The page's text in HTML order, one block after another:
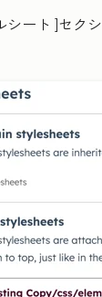
シート ]セク